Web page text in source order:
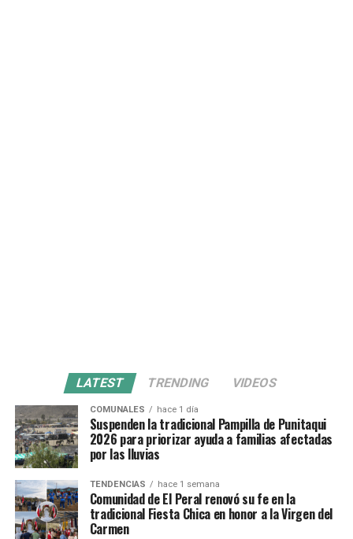
LATEST TRENDING VIDEOS
COMUNALES hace 1 día
Suspenden la tradicional Pampilla de Punitaqui
2026 para priorizar ayuda a familias afectadas
por las lluvias
TENDENCIAS hace 1 semana
Comunidad de El Peral renovó su fe en la
tradicional Fiesta Chica en honor a la Virgen del
Carmen